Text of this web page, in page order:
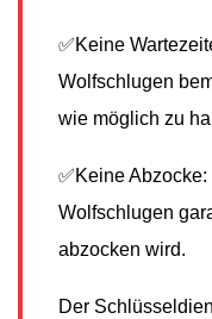
✅Keine
Wolfschlugen
wie möglich zu
✅Keine
Wolfschlugen
abzocken wird.
Der